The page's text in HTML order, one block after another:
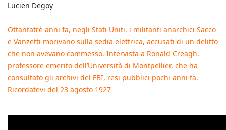
Lucien Degoy
Ottantatrè anni fa, negli Stati Uniti, i militanti anarchici Sacco
e Vanzetti morivano sulla sedia elettrica, accusati di un delitto
che non avevano commesso. Intervista a Ronald Creagh,
professore emerito dell’Università di Montpellier, che ha
consultato gli archivi del FBI, resi pubblici pochi anni fa.
Ricordatevi del 23 agosto 1927